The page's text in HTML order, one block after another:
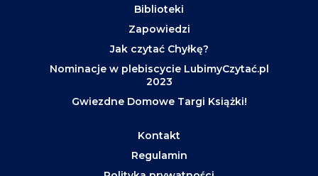
Biblioteki
Zapowiedzi
Jak czytać Chyłkę?
Nominacje w plebiscycie LubimyCzytać.pl
2023
Gwiezdne Domowe Targi Książki!
Kontakt
Regulamin